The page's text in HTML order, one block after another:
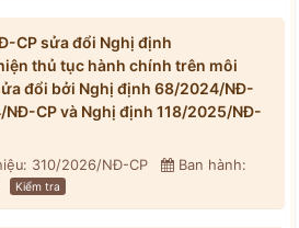
CP sửa đổi Nghị định
thủ tục hành chính trên môi
đổi bởi Nghị định 68/2024/NĐ-
CP và Nghị định 118/2025/NĐ-
310/2026/NĐ-CP
Ban hành:
Kiểm tra